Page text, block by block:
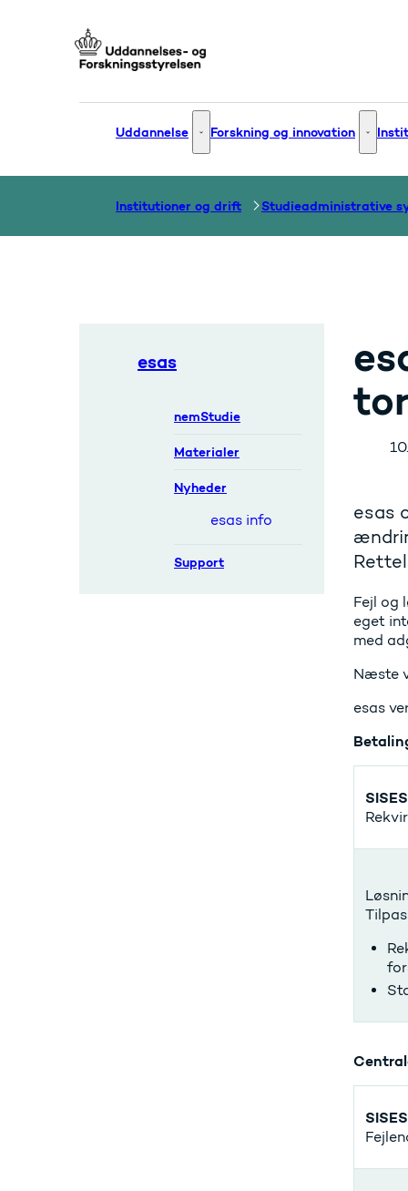
Uddannelse Uddannelse - Flere links
Forskning og innovation
Institutioner og drift
esas
nemStudie
Materialer
Nyheder
esas info
Support
esas
Fejl og
eget
med
Næste
esas